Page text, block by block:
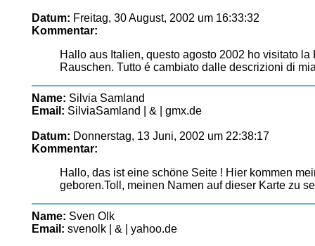
Datum: Freitag, 30 August, 2002 um 16:33:32
Kommentar:
Hallo aus Italien, questo agosto 2002 ho visitato
Rauschen. Tutto é cambiato dalle descrizioni di
Name: Silvia Samland
Email: SilviaSamland | & | gmx.de
Datum: Donnerstag, 13 Juni, 2002 um 22:38:17
Kommentar:
Hallo, das ist eine schöne Seite ! Hier kommen
geboren.Toll, meinen Namen auf dieser Karte zu
Name: Sven Olk
Email: svenolk | & | yahoo.de